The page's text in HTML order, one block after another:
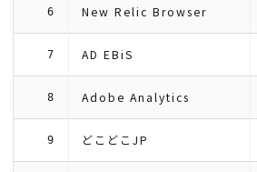
6 New Relic Browser
7 AD EBiS
8 Adobe Analytics
9 どこどこJP